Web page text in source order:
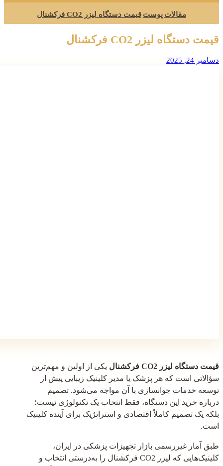
مقالات پوست قیمت دستگاه لیزر CO2 فرکشنال
قیمت دستگاه لیزر CO2 فرکشنال
دسامبر 24, 2025
قیمت دستگاه لیزر CO2 فرکشنال
یکی از اولین و مهم‌ترین
سؤالاتی است که هر پزشک یا مدیر کلینیک زیبایی پیش از
توسعه خدمات جوانسازی با آن مواجه می‌شود. تصمیم
درباره خرید این دستگاه، فقط انتخاب یک تکنولوژی نیست؛
بلکه یک تصمیم کاملاً اقتصادی و استراتژیک برای آینده کلینیک
است.
طبق آمار غیررسمی بازار تجهیزات پزشکی در ایران،
کلینیک‌هایی که لیزر CO2 فرکشنال را به‌درستی انتخاب و